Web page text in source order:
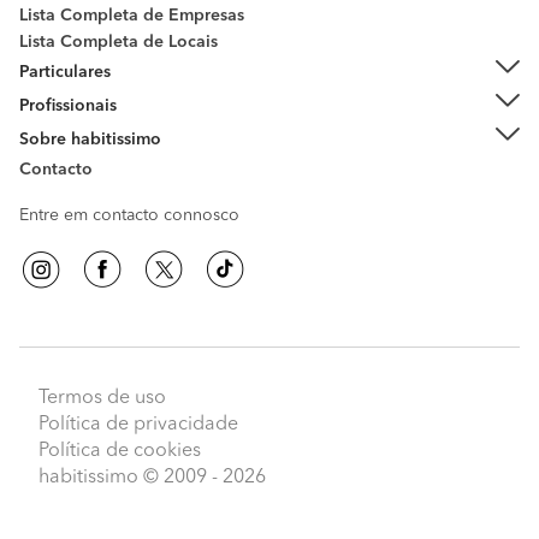
Lista Completa de Empresas
Lista Completa de Locais
Particulares
Profissionais
Sobre habitissimo
Contacto
Entre em contacto connosco
Termos de uso
Política de privacidade
Política de cookies
habitissimo © 2009 - 2026